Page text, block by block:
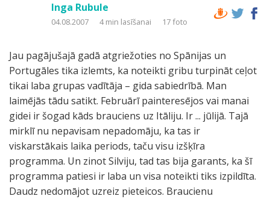
Inga Rubule
04.08.2007 4 min lasīšanai 17 foto
Jau pagājušajā gadā atgriežoties no Spānijas un
Portugāles tika izlemts, ka noteikti gribu turpināt ceļot
tikai laba grupas vadītāja – gida sabiedrībā. Man
laimējās tādu satikt. Februārī painteresējos vai manai
gidei ir šogad kāds brauciens uz Itāliju. Ir ... jūlijā. Tajā
mirklī nu nepavisam nepadomāju, ka tas ir
viskarstākais laika periods, taču visu izšķīra
programma. Un zinot Silviju, tad tas bija garants, ka šī
programma patiesi ir laba un visa noteikti tiks izpildīta.
Daudz nedomājot uzreiz pieteicos. Braucienu